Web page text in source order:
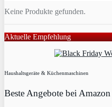
Keine Produkte gefunden.
Aktuelle Empfehlung
Haushaltsgeräte & Küchenmaschinen
Beste Angebote bei Amazon